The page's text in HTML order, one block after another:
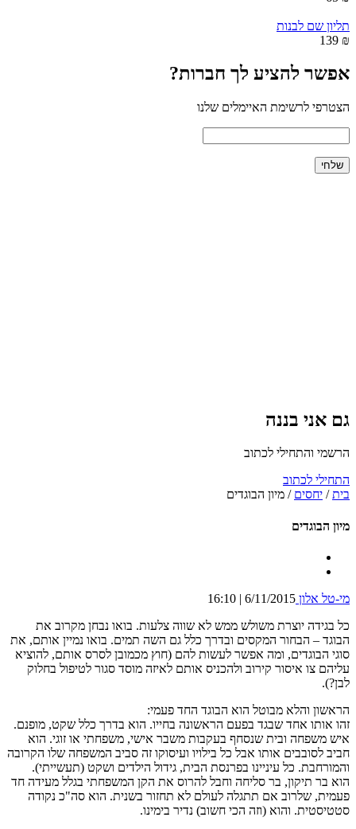
תליון שם לבנות
₪ 139
אפשר להציע לך חברות?
הצטרפי לרשימת האיימלים שלנו
גם אני בננה
הרשמי והתחילי לכתוב
התחילי לכתוב
בית/ יחסים / מיון הבוגדים
מיון הבוגדים
מי-טל אלון 6/11/2015 | 16:10
כל בגידה יוצרת משולש ממש לא שווה צלעות. בואו נבחן מקרוב את
הבוגד – הבחור המקסים ובדרך כלל גם השה תמים. בואו נמיין אותם, את
סוגי הבוגדים, ומה אפשר לעשות להם (חוץ מכמובן לסרס אותם, להוציא
עליהם צו איסור קירוב ולהכניס אותם לאיזה מוסד סגור לטיפול בחלוק
לבן?).
הראשון והלא מבוטל הוא הבוגד החד פעמי:
זהו אותו אחד שבגד בפעם הראשונה בחייו. הוא בדרך כלל שקט, מופנם.
איש משפחה ובית שנסחף בעקבות משבר אישי, משפחתי או זוגי. הוא
חביב לסובבים אותו אבל כל בילויו ועיסוקו זה סביב המשפחה שלו הקרובה
והמורחבת. כל עיניינו בפרנסת הבית, גידול הילדים ושקט (תעשייתי).
הוא בר תיקון, בר סליחה וחבל להרוס את הקן המשפחתי בגלל מעידה חד
פעמית, שלרוב אם תתגלה לעולם לא תחזור בשנית. הוא סה"כ נקודה
סטטיסטית. והוא (וזה הכי חשוב) נדיר בימינו.